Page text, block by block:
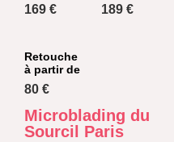
169 € 189 €
Retouche
à partir de
80 €
Microblading du
Sourcil Paris